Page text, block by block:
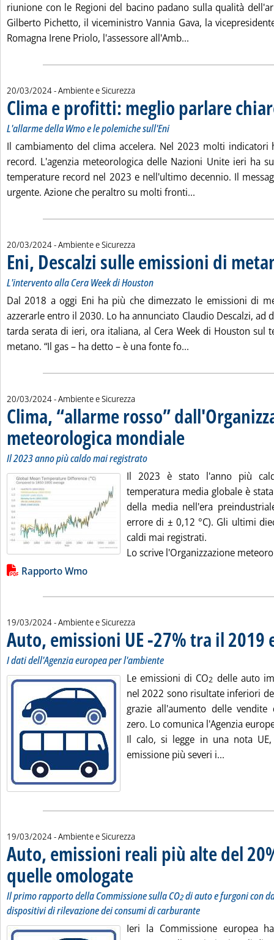
riunione con le Regioni del bacino padano sulla qualità
Gilberto Pichetto, il viceministro Vannia Gava, la
Romagna Irene Priolo, l'assessore all'Amb...
20/03/2024- Ambiente e Sicurezza
Clima e profitti: meglio parlare
L'allarme della Wmo e le polemiche sull'Eni
Il cambiamento del clima accelera. Nel 2023 molti indicatori
record. L'agenzia meteorologica delle Nazioni Unite ieri ha
temperature record nel 2023 e nell'ultimo decennio. Il
urgente. Azione che peraltro su molti fronti...
20/03/2024- Ambiente e Sicurezza
Eni, Descalzi sulle emissioni di
L'intervento alla Cera Week di Houston
Dal 2018 a oggi Eni ha più che dimezzato le emissioni di
azzerarle entro il 2030. Lo ha annunciato Claudio Descalzi, ad
tarda serata di ieri, ora italiana, al Cera Week di Houston sul
metano. “Il gas – ha detto – è una fonte fo...
20/03/2024- Ambiente e Sicurezza
Clima, “allarme rosso”
meteorologica mondiale . Sottotitolo: Il 2023 anno
. Pubblicata mercoledì 20
Il 2023 anno più caldo mai registrato
Il 2023 è stato l'anno più
temperatura media globale è
della media nell'era
errore di ± 0,12 °C). Gli ultimi
caldi mai registrati.
Lo scrive l'Organizzazione
Lista allegati PDF alla notizia
Rapporto Wmo
19/03/2024- Ambiente e Sicurezza
Auto, emissioni UE -27% tra il 2019
I dati dell'Agenzia europea per l'ambiente
Le emissioni di CO2 delle auto
nel 2022 sono risultate inferiori
grazie all'aumento delle
zero. Lo comunica l'Agenzia
Il calo, si legge in una nota
emissione più severi i...
19/03/2024- Ambiente e Sicurezza
Auto, emissioni reali più alte del
quelle omologate . Sottotitolo: Il primo rapporto della
. Pubblicata martedì 19 marzo 2024 alle 16.2.
Il primo rapporto della Commissione sulla CO2di auto e furgoni con
dispositivi di rilevazione dei consumi di carburante
Ieri la Commissione europea